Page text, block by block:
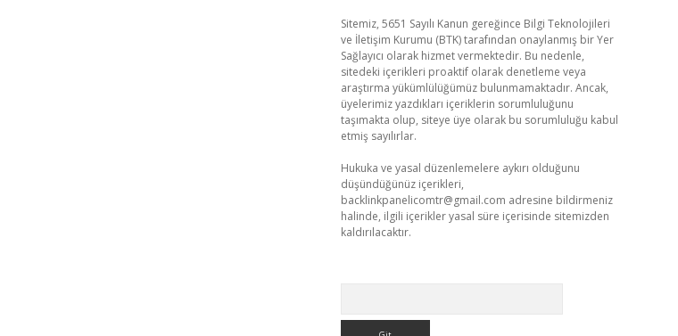
Sitemiz, 5651 Sayılı Kanun gereğince Bilgi Teknolojileri
ve İletişim Kurumu (BTK) tarafından onaylanmış bir Yer
Sağlayıcı olarak hizmet vermektedir. Bu nedenle,
sitedeki içerikleri proaktif olarak denetleme veya
araştırma yükümlülüğümüz bulunmamaktadır. Ancak,
üyelerimiz yazdıkları içeriklerin sorumluluğunu
taşımakta olup, siteye üye olarak bu sorumluluğu kabul
etmiş sayılırlar.
Hukuka ve yasal düzenlemelere aykırı olduğunu
düşündüğünüz içerikleri,
backlinkpanelicomtr@gmail.com adresine bildirmeniz
halinde, ilgili içerikler yasal süre içerisinde sitemizden
kaldırılacaktır.